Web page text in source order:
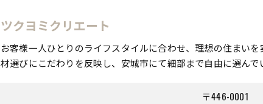
ツクヨミクリエート
お客様一人ひとりのライフスタイルに合わせ、理想の住まい
材選びにこだわりを反映し、安城市にて細部まで自由に選んで
〒446-0001